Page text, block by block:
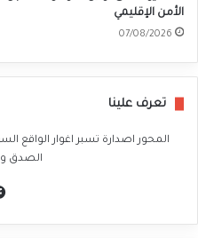
الأمن الإقليمي
07/08/2026
تعرف علينا
المحور اصدارة تسبر اغوار الواقع
الصدق